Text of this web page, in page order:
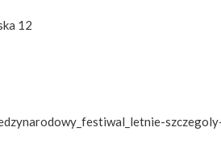
12